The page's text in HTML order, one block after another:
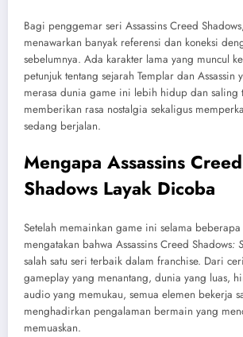
Bagi penggemar seri Assassins Creed Shadows,
menawarkan banyak referensi dan koneksi
sebelumnya. Ada karakter lama yang muncul
petunjuk tentang sejarah Templar dan Assassin
merasa dunia game ini lebih hidup dan saling
memberikan rasa nostalgia sekaligus
sedang berjalan.
Mengapa Assassins
Shadows Layak Dicoba
Setelah memainkan game ini selama
mengatakan bahwa Assassins Creed Shadows:
salah satu seri terbaik dalam franchise. Dari
gameplay yang menantang, dunia yang luas,
audio yang memukau, semua elemen bekerja
menghadirkan pengalaman bermain yang
memuaskan.